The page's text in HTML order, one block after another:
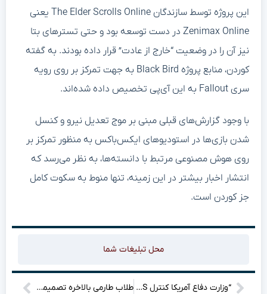
این پروژه توسط سازندگان The Elder Scrolls Online یعنی
Zenimax Online در دست توسعه بود و حتی تسترهای بتا
نیز آن را در وضعیت “خارج از عادت” قرار داده بودند. به گفته
کوردن، منابع پروژه Black Bird به جهت تمرکز بر روی رویه
سری Fallout به این آی‌پی تخصیص داده شده‌اند.
با وجود گزارش‌های قبلی مبنی بر موج تعدیل نیرو و کنسل
شدن بازی‌ها در استودیوهای ایکس‌باکس به منظور تمرکز بر
روی هوش مصنوعی مرتبط با دانسته‌ها، به نظر می‌رسد که
انتشار اخبار بیشتر در این زمینه، تنها منوط به سکوت کامل
جز کوردن است.
محل تبلیغات شما
“وزارت دفاع آمریکا کنترل GPS را در دست دارد؛ ایران به سراغ جایگزین چینی رفته است! طلاب طارمی بالاخره تصمیمش را گرفت: جدایی از اینتر قطعی شد؟